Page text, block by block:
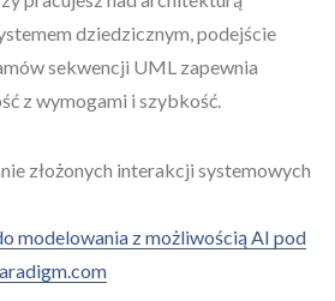
dziedzicznym, podejście
sekwencji UML zapewnia
z wymogami i szybkość.
złożonych interakcji systemowych
modelowania z możliwością AI pod